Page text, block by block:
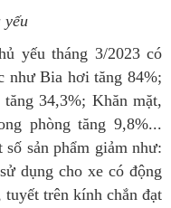
yếu
yếu tháng 3/2023 có
như Bia hơi tăng 84%;
34,3%; Khăn mặt,
phòng tăng 9,8%...
sản phẩm giảm như:
dụng cho xe có động
trên kính chắn đạt